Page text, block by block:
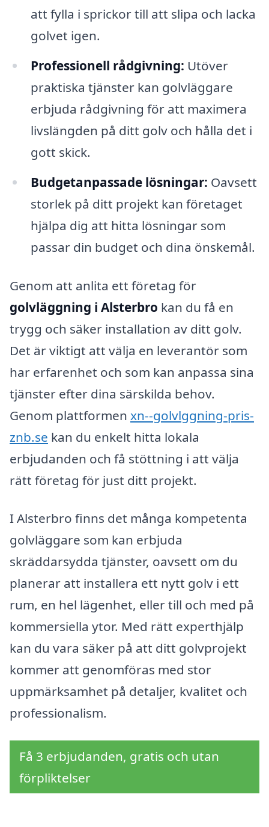
att fylla i sprickor till att slipa och lacka
golvet igen.
Professionell rådgivning: Utöver
praktiska tjänster kan golvläggare
erbjuda rådgivning för att maximera
livslängden på ditt golv och hålla det i
gott skick.
Budgetanpassade lösningar: Oavsett
storlek på ditt projekt kan företaget
hjälpa dig att hitta lösningar som
passar din budget och dina önskemål.
Genom att anlita ett företag för
golvläggning i Alsterbro kan du få en
trygg och säker installation av ditt golv.
Det är viktigt att välja en leverantör som
har erfarenhet och som kan anpassa sina
tjänster efter dina särskilda behov.
Genom plattformen xn--golvlggning-pris-
znb.se kan du enkelt hitta lokala
erbjudanden och få stöttning i att välja
rätt företag för just ditt projekt.
I Alsterbro finns det många kompetenta
golvläggare som kan erbjuda
skräddarsydda tjänster, oavsett om du
planerar att installera ett nytt golv i ett
rum, en hel lägenhet, eller till och med på
kommersiella ytor. Med rätt experthjälp
kan du vara säker på att ditt golvprojekt
kommer att genomföras med stor
uppmärksamhet på detaljer, kvalitet och
professionalism.
Få 3 erbjudanden, gratis och utan
förpliktelser